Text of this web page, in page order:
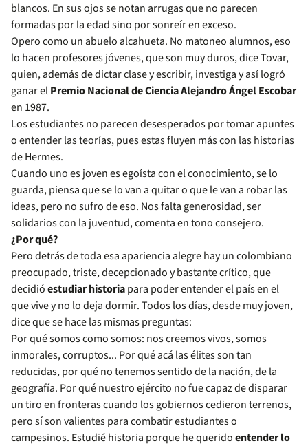
blancos. En sus ojos se notan arrugas que no parecen
formadas por la edad sino por sonreír en exceso.
Opero como un abuelo alcahueta. No matoneo alumnos, eso
lo hacen profesores jóvenes, que son muy duros, dice Tovar,
quien, además de dictar clase y escribir, investiga y así logró
ganar elPremio Nacional de Ciencia Alejandro Ángel Escobar
en 1987.
Los estudiantes no parecen desesperados por tomar apuntes
o entender las teorías, pues estas fluyen más con las historias
de Hermes.
Cuando uno es joven es egoísta con el conocimiento, se lo
guarda, piensa que se lo van a quitar o que le van a robar las
ideas, pero no sufro de eso. Nos falta generosidad, ser
solidarios con la juventud, comenta en tono consejero.
¿Por qué?
Pero detrás de toda esa apariencia alegre hay un colombiano
preocupado, triste, decepcionado y bastante crítico, que
decidióestudiar historiapara poder entender el país en el
que vive y no lo deja dormir. Todos los días, desde muy joven,
dice que se hace las mismas preguntas:
Por qué somos como somos: nos creemos vivos, somos
inmorales, corruptos... Por qué acá las élites son tan
reducidas, por qué no tenemos sentido de la nación, de la
geografía. Por qué nuestro ejército no fue capaz de disparar
un tiro en fronteras cuando los gobiernos cedieron terrenos,
pero sí son valientes para combatir estudiantes o
campesinos. Estudié historia porque he queridoentender lo